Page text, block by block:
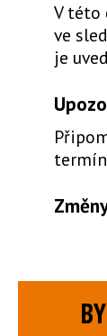
V této
ve
je